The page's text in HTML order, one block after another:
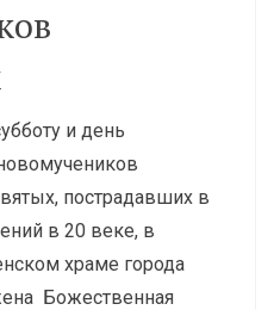
и день
пострадавших в
в 20 веке, в
храме города
Божественная